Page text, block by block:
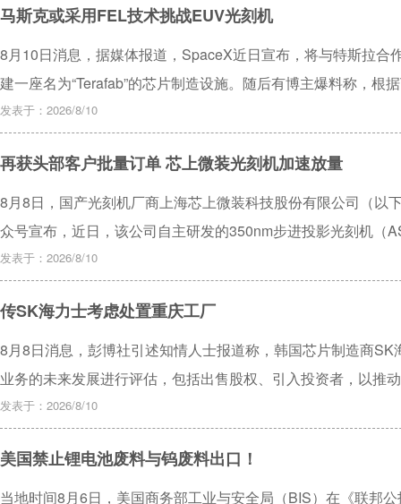
马斯克或采用FEL技术挑战EUV光刻机
8月10日消息，据媒体报道，SpaceX近日宣布，将与特斯拉合
建一座名为“Terafab”的芯片制造设施。随后有博主爆料称，根
用自由电子激光器（FEL） 技术路线，直接挑战ASML现有的
垄断格局。
发表于：2026/8/10
再获头部客户批量订单 芯上微装光刻机加速放量
8月8日，国产光刻机厂商上海芯上微装科技股份有限公司（以
众号宣布，近日，该公司自主研发的350nm步进投影光刻机（
利通过国内化合物半导体领域头部客户的工艺验证，并斩获批
发表于：2026/8/10
传SK海力士考虑处置重庆工厂
8月8日消息，彭博社引述知情人士报道称，韩国芯片制造商
业务的未来发展进行评估，包括出售股权、引入投资者，以推
元。
发表于：2026/8/10
美国禁止锂电池废料与钨废料出口！
当地时间8月6日，美国商务部工业与安全局（BIS）在《联邦